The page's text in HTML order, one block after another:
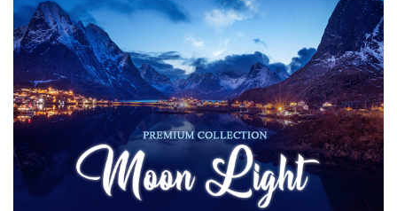
Large 6000*4000px
Kostenloser Download